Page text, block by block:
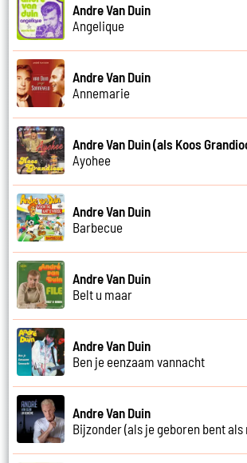
Andre Van Duin
Angelique
Andre Van Duin
Annemarie
Andre Van Duin (als Koos
Ayohee
Andre Van Duin
Barbecue
Andre Van Duin
Belt u maar
Andre Van Duin
Ben je eenzaam vannacht
Andre Van Duin
Bijzonder (als je geboren bent als